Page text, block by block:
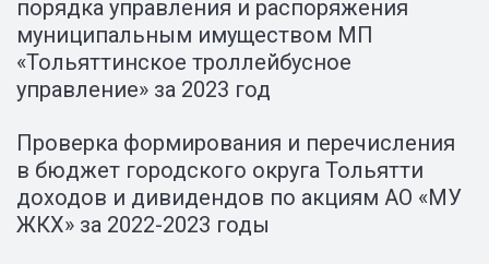
порядка управления и распоряжения
муниципальным имуществом МП
«Тольяттинское троллейбусное
управление» за 2023 год
Проверка формирования и перечисления
в бюджет городского округа Тольятти
доходов и дивидендов по акциям АО «МУ
ЖКХ» за 2022-2023 годы